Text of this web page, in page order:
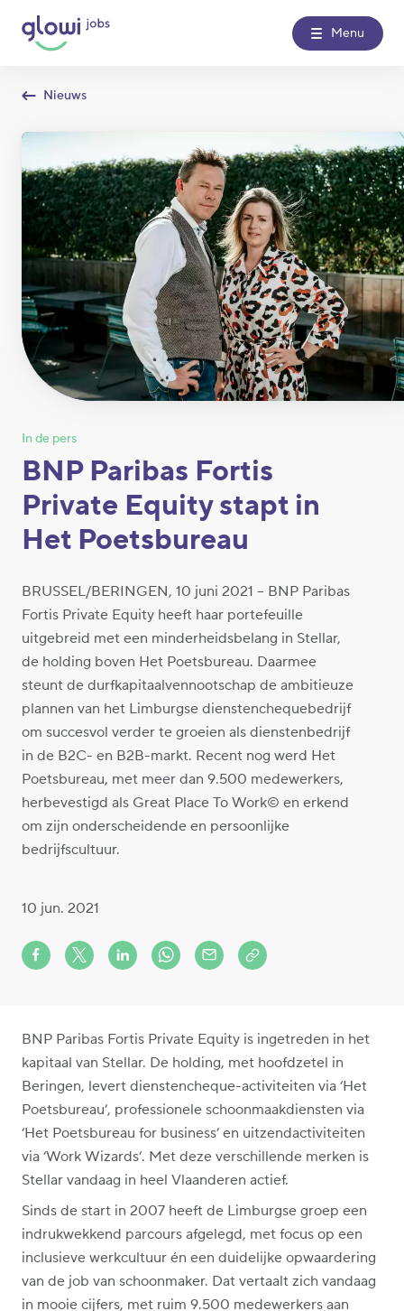
Menu
Glowi Glowi Jobs Het Poetsbureau
Kantoren
Nieuws
Contact
Nieuws
In de pers
BNP Paribas Fortis
Private Equity stapt in
Het Poetsbureau
BRUSSEL/BERINGEN, 10 juni 2021 – BNP Paribas
Fortis Private Equity heeft haar portefeuille
uitgebreid met een minderheidsbelang in Stellar,
de holding boven Het Poetsbureau. Daarmee
steunt de durfkapitaalvennootschap de ambitieuze
plannen van het Limburgse dienstenchequebedrijf
om succesvol verder te groeien als dienstenbedrijf
in de B2C- en B2B-markt. Recent nog werd Het
Poetsbureau, met meer dan 9.500 medewerkers,
herbevestigd als Great Place To Work© en erkend
om zijn onderscheidende en persoonlijke
bedrijfscultuur.
10 jun. 2021
Share on Facebook
Share on X (formerly Twitter)
Share on LinkedIn
Share via Whatsapp
Share via MailCopy to clipboard
BNP Paribas Fortis Private Equity is ingetreden in het
kapitaal van Stellar. De holding, met hoofdzetel in
Beringen, levert dienstencheque-activiteiten via ‘Het
Poetsbureau’, professionele schoonmaakdiensten via
‘Het Poetsbureau for business’ en uitzendactiviteiten
via ‘Work Wizards’. Met deze verschillende merken is
Stellar vandaag in heel Vlaanderen actief.
Sinds de start in 2007 heeft de Limburgse groep een
indrukwekkend parcours afgelegd, met focus op een
inclusieve werkcultuur én een duidelijke opwaardering
van de job van schoonmaker. Dat vertaalt zich vandaag
in mooie cijfers, met ruim 9.500 medewerkers aan